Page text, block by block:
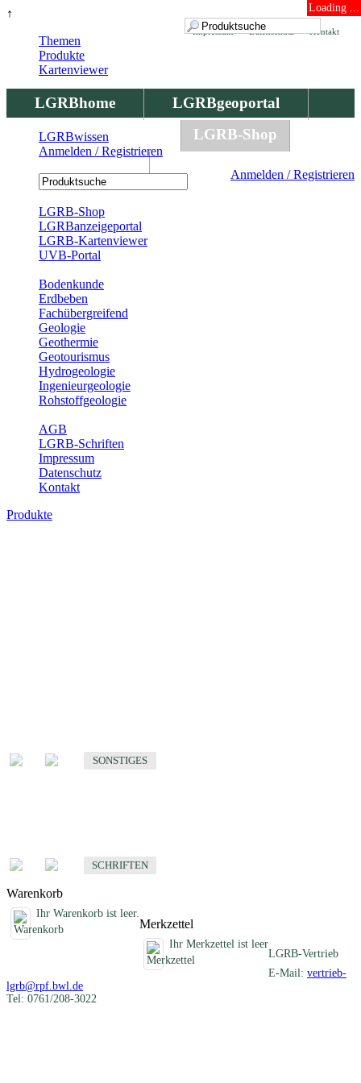
↑ Loading ...
Kontakt
Datenschutz
Impressum
LGRBhome
LGRBgeoportal
LGRBbohrungen
LGRB-Shop
Anmelden / Registrieren
Themen
Produkte
Kartenviewer
LGRBwissen
Anmelden / Registrieren
LGRB-Shop
LGRBanzeigeportal
LGRB-Kartenviewer
UVB-Portal
Bodenkunde
Erdbeben
Fachübergreifend
Geologie
Geothermie
Geotourismus
Hydrogeologie
Ingenieurgeologie
Rohstoffgeologie
AGB
LGRB-Schriften
Impressum
Datenschutz
Kontakt
Produkte
SONSTIGES
SCHRIFTEN
Warenkorb
Ihr Warenkorb ist leer.
Merkzettel
Ihr Merkzettel ist leer
LGRB-Vertrieb
E-Mail: vertrieb-
lgrb@rpf.bwl.de
Tel: 0761/208-3022